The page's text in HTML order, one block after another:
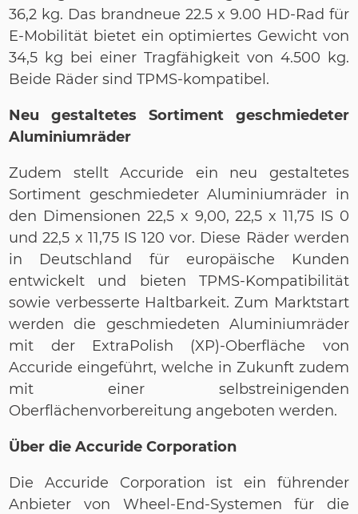
36,2 kg. Das brandneue 22.5 x 9.00 HD-Rad für
E-Mobilität bietet ein optimiertes Gewicht von
34,5 kg bei einer Tragfähigkeit von 4.500 kg.
Beide Räder sind TPMS-kompatibel.
Neu gestaltetes Sortiment geschmiedeter
Aluminiumräder
Zudem stellt Accuride ein neu gestaltetes
Sortiment geschmiedeter Aluminiumräder in
den Dimensionen 22,5 x 9,00, 22,5 x 11,75 IS 0
und 22,5 x 11,75 IS 120 vor. Diese Räder werden
in Deutschland für europäische Kunden
entwickelt und bieten TPMS-Kompatibilität
sowie verbesserte Haltbarkeit. Zum Marktstart
werden die geschmiedeten Aluminiumräder
mit der ExtraPolish (XP)-Oberfläche von
Accuride eingeführt, welche in Zukunft zudem
mit einer selbstreinigenden
Oberflächenvorbereitung angeboten werden.
Über die Accuride Corporation
Die Accuride Corporation ist ein führender
Anbieter von Wheel-End-Systemen für die